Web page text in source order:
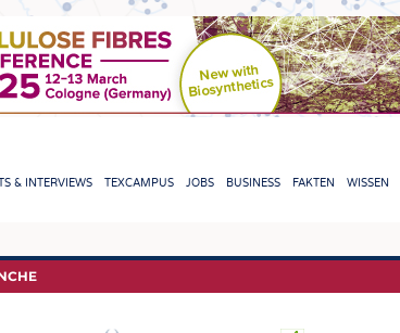
& INTERVIEWS TEXCAMPUS JOBS BUSINESS FAKTEN WISSEN